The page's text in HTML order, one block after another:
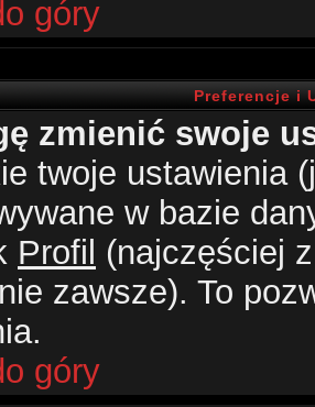
góry
Preferencje i
zmienić swoje
twoje ustawienia
w bazie
Profil (najczęściej
zawsze). To
góry